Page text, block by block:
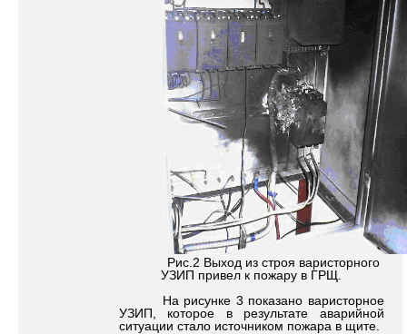
Рис.2 Выход из строя варисторного
УЗИП привел к пожару в ГРЩ.
На рисунке 3 показано варисторное
УЗИП, которое в результате аварийной
ситуации стало источником пожара в щите.